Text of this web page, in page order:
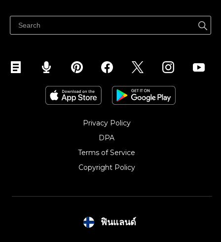
Myy Facebookissa
Myy Instagramissa
Privacy Policy
DPA
Terms of Service
Copyright Policy‎
ฟินแลนด์